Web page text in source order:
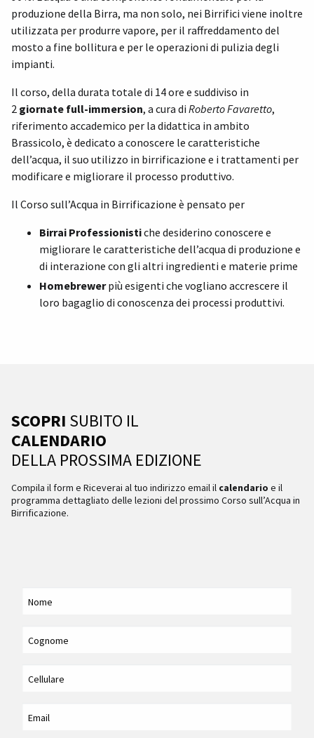
produzione della Birra, ma non solo, nei Birrifici viene inoltre
utilizzata per produrre vapore, per il raffreddamento del
mosto a fine bollitura e per le operazioni di pulizia degli
impianti.
Il corso, della durata totale di 14 ore e suddiviso in
2 giornate full-immersion, a cura di Roberto Favaretto,
riferimento accademico per la didattica in ambito
Brassicolo, è dedicato a conoscere le caratteristiche
dell’acqua, il suo utilizzo in birrificazione e i trattamenti per
modificare e migliorare il processo produttivo.
Il Corso sull’Acqua in Birrificazione è pensato per
Birrai Professionistiche desiderino conoscere e
migliorare le caratteristiche dell’acqua di produzione e
di interazione con gli altri ingredienti e materie prime
Homebrewerpiù esigenti che vogliano accrescere il
loro bagaglio di conoscenza dei processi produttivi.
SCOPRI SUBITO IL
CALENDARIO
DELLA PROSSIMA EDIZIONE
Compila il form e Riceverai al tuo indirizzo email il calendario e il
programma dettagliato delle lezioni del prossimo Corso sull’Acqua in
Birrificazione.